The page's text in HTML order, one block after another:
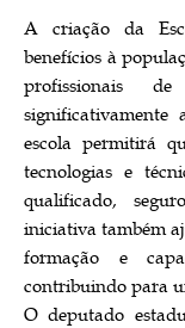
A criação da
benefícios à
profissionais
significativamente
escola permitirá
tecnologias e
qualificado,
iniciativa também
formação e
contribuindo para
O deputado